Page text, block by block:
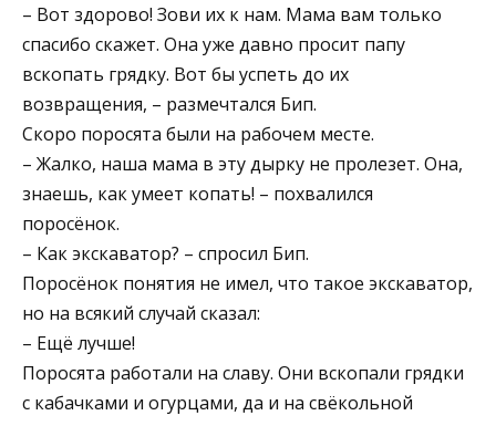
– Вот здорово! Зови их к нам. Мама вам только
спасибо скажет. Она уже давно просит папу
вскопать грядку. Вот бы успеть до их
возвращения, – размечтался Бип.
Скоро поросята были на рабочем месте.
– Жалко, наша мама в эту дырку не пролезет. Она,
знаешь, как умеет копать! – похвалился
поросёнок.
– Как экскаватор? – спросил Бип.
Поросёнок понятия не имел, что такое экскаватор,
но на всякий случай сказал:
– Ещё лучше!
Поросята работали на славу. Они вскопали грядки
с кабачками и огурцами, да и на свёкольной